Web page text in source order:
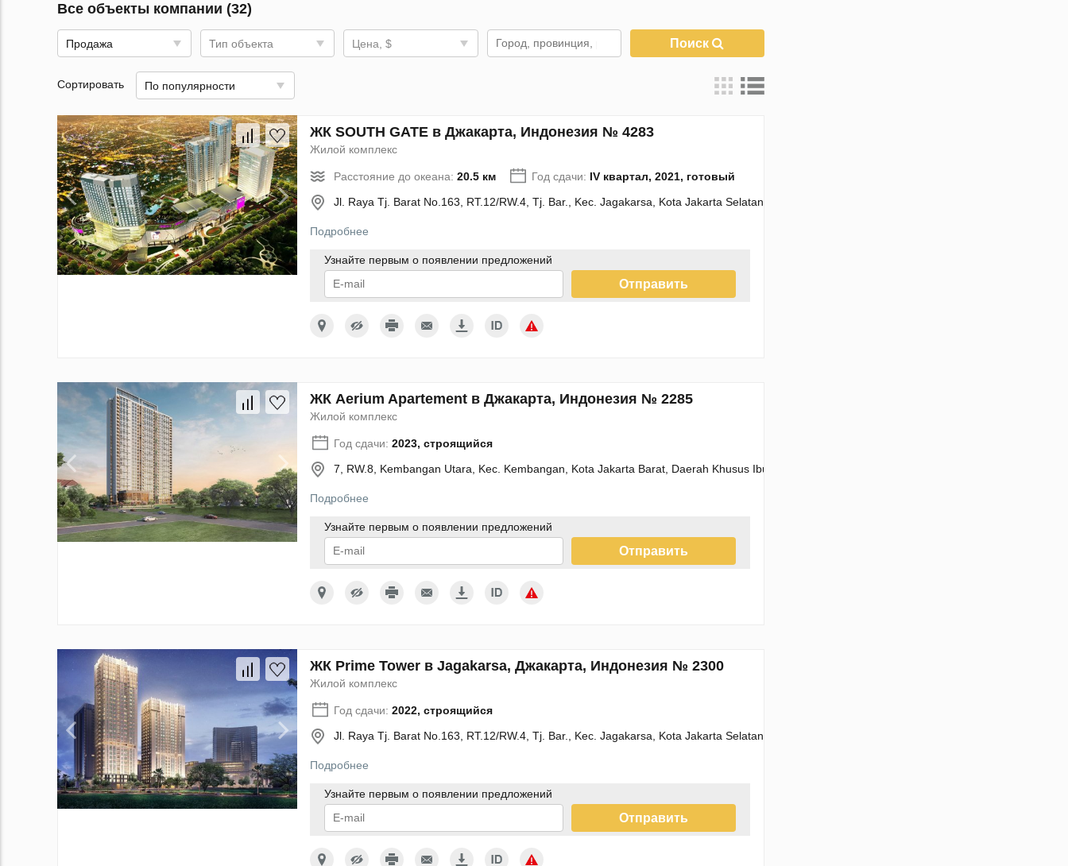
Все объекты компании (32)
Продажа Тип объекта Цена, $ Поиск
Сортировать По популярности
ЖК SOUTH GATE в Джакарта, Индонезия № 4283
Жилой комплекс
Расстояние до океана: 20.5 км Год сдачи: IV квартал, 2021, готовый
Jl. Raya Tj. Barat No.163, RT.12/RW.4, Tj. Bar., Kec. Jagakarsa, Kota Jakarta Selatan, Daerah Khusus Ibukota Jakarta 12330
Подробнее
Узнайте первым о появлении предложений
Отправить
данных
ЖК Aerium Apartement в Джакарта, Индонезия № 2285
Жилой комплекс
Год сдачи: 2023, строящийся
7, RW.8, Kembangan Utara, Kec. Kembangan, Kota Jakarta Barat, Daerah Khusus Ibukota Jakarta
Подробнее
Узнайте первым о появлении предложений
Отправить
данных
ЖК Prime Tower в Jagakarsa, Джакарта, Индонезия № 2300
Жилой комплекс
Год сдачи: 2022, строящийся
Jl. Raya Tj. Barat No.163, RT.12/RW.4, Tj. Bar., Kec. Jagakarsa, Kota Jakarta Selatan, Daerah Khusus Ibukota Jakarta
Подробнее
Узнайте первым о появлении предложений
Отправить
данных